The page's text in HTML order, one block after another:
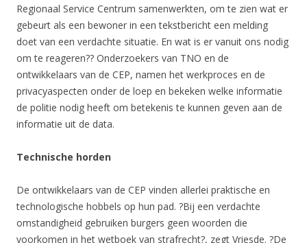
Regionaal Service Centrum samenwerkten, om te zien wat er
gebeurt als een bewoner in een tekstbericht een melding
doet van een verdachte situatie. En wat is er vanuit ons nodig
om te reageren?? Onderzoekers van TNO en de
ontwikkelaars van de CEP, namen het werkproces en de
privacyaspecten onder de loep en bekeken welke informatie
de politie nodig heeft om betekenis te kunnen geven aan de
informatie uit de data.
Technische horden
De ontwikkelaars van de CEP vinden allerlei praktische en
technologische hobbels op hun pad. ?Bij een verdachte
omstandigheid gebruiken burgers geen woorden die
voorkomen in het wetboek van strafrecht?, zegt Vriesde. ?De